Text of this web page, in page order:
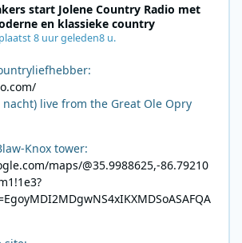
start Jolene Country Radio met
en klassieke country
8 uur geleden8 u.
nacht) live from the Great Ole Opry
Knox tower:
maps/@35.9988625,-86.79210